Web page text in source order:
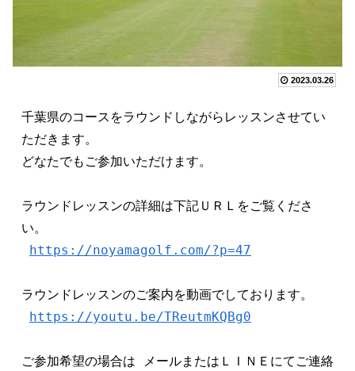
2023.03.26
千葉県のコースをラウンドしながらレッスンさせてい
ただきます。
どなたでもご参加いただけます。
ラウンドレッスンの詳細は下記ＵＲＬをご覧くださ
い。
https://noyamagolf.com/?p=47
ラウンドレッスンのご案内を動画でしております。
https://youtu.be/TReutmKQBg0
ご参加希望の場合は メールまたはＬＩＮＥにてご連絡